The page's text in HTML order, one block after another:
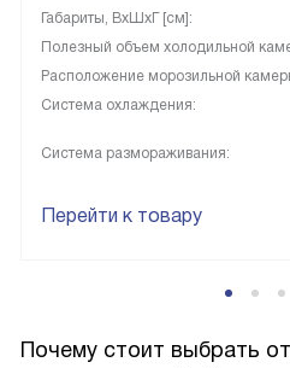
Габариты, ВxШxГ [см]:
Полезный объем холодильной
Расположение морозильной
Система охлаждения:
Система размораживания:
Перейти к товару
Почему стоит выбрать